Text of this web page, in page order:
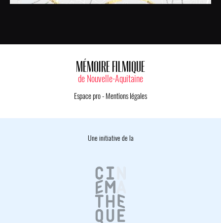
MÉMOIRE FILMIQUE
de Nouvelle-Aquitaine
Espace pro- Mentions légales
Une initiative de la